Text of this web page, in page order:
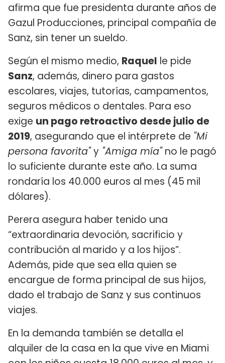
afirma que fue presidenta durante años de
Gazul Producciones, principal compañía de
Sanz, sin tener un sueldo.
Según el mismo medio, Raquel le pide
Sanz, además, dinero para gastos
escolares, viajes, tutorías, campamentos,
seguros médicos o dentales. Para eso
exige un pago retroactivo desde julio de
2019, asegurando que el intérprete de "Mi
persona favorita"y "Amiga mía"no le pagó
lo suficiente durante este año. La suma
rondaría los 40.000 euros al mes (45 mil
dólares).
Perera asegura haber tenido una
“extraordinaria devoción, sacrificio y
contribución al marido y a los hijos”.
Además, pide que sea ella quien se
encargue de forma principal de sus hijos,
dado el trabajo de Sanz y sus continuos
viajes.
En la demanda también se detalla el
alquiler de la casa en la que vive en Miami